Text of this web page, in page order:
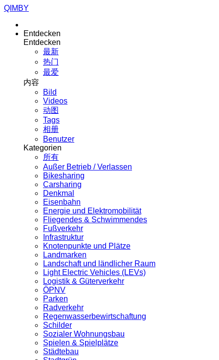
QIMBY
Entdecken
Entdecken
最新
热门
最爱
内容
Bild
Videos
动图
Tags
相册
Benutzer
Kategorien
所有
Außer Betrieb / Verlassen
Bikesharing
Carsharing
Denkmal
Eisenbahn
Energie und Elektromobilität
Fliegendes & Schwimmendes
Fußverkehr
Infrastruktur
Knotenpunkte und Plätze
Landmarken
Landschaft und ländlicher Raum
Light Electric Vehicles (LEVs)
Logistik & Güterverkehr
ÖPNV
Parken
Radverkehr
Regenwasserbewirtschaftung
Schilder
Sozialer Wohnungsbau
Spielen & Spielplätze
Städtebau